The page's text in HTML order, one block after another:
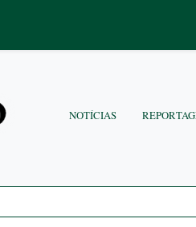
NOTÍCIAS